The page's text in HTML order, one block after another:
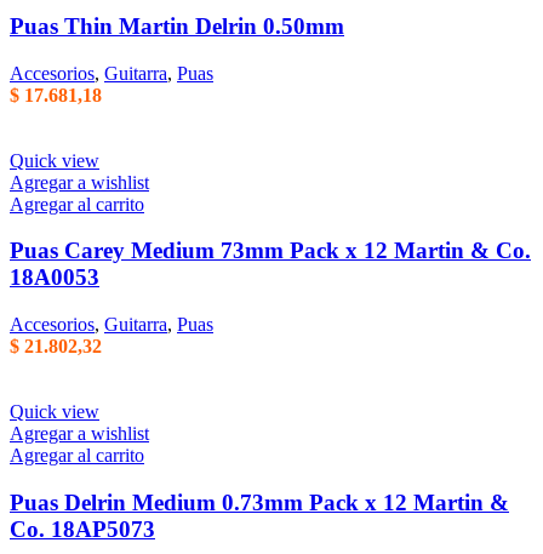
Puas Thin Martin Delrin 0.50mm
Accesorios, Guitarra, Puas
$ 17.681,18
Quick view
Agregar a wishlist
Agregar al carrito
Puas Carey Medium 73mm Pack x 12 Martin & Co.
18A0053
Accesorios, Guitarra, Puas
$ 21.802,32
Quick view
Agregar a wishlist
Agregar al carrito
Puas Delrin Medium 0.73mm Pack x 12 Martin &
Co. 18AP5073